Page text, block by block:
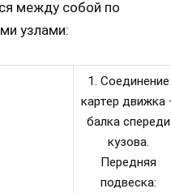
между собой по
узлами:
1. Соединение
картер движка
балка спереди
кузова.
Передняя
подвеска: